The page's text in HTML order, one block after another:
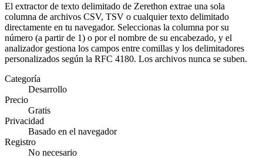
El extractor de texto delimitado de Zerethon extrae una sola
columna de archivos CSV, TSV o cualquier texto delimitado
directamente en tu navegador. Seleccionas la columna por su
número (a partir de 1) o por el nombre de su encabezado, y el
analizador gestiona los campos entre comillas y los delimitadores
personalizados según la RFC 4180. Los archivos nunca se suben.
Categoría
Desarrollo
Precio
Gratis
Privacidad
Basado en el navegador
Registro
No necesario